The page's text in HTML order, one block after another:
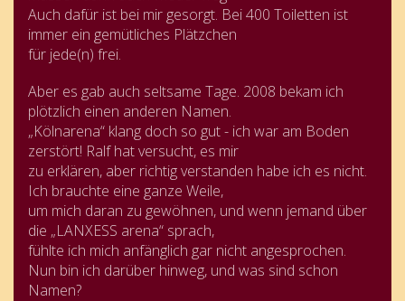
Auch dafür ist bei mir gesorgt. Bei 400 Toiletten ist
immer ein gemütliches Plätzchen
für jede(n) frei.
Aber es gab auch seltsame Tage. 2008 bekam ich
plötzlich einen anderen Namen.
„Kölnarena“ klang doch so gut - ich war am Boden
zerstört! Ralf hat versucht, es mir
zu erklären, aber richtig verstanden habe ich es nicht.
Ich brauchte eine ganze Weile,
um mich daran zu gewöhnen, und wenn jemand über
die „LANXESS arena“ sprach,
fühlte ich mich anfänglich gar nicht angesprochen.
Nun bin ich darüber hinweg, und was sind schon
Namen?